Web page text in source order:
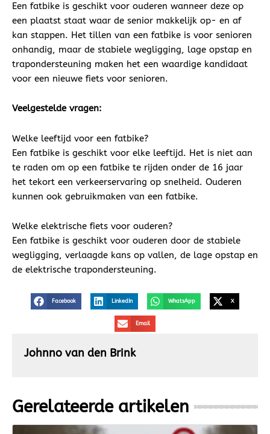
Een fatbike is geschikt voor ouderen wanneer deze op
een plaatst staat waar de senior makkelijk op- en af
kan stappen. Het tillen van een fatbike is voor senioren
onhandig, maar de stabiele wegligging, lage opstap en
trapondersteuning maken het een waardige kandidaat
voor een nieuwe fiets voor senioren.
Veelgestelde vragen:
Welke leeftijd voor een fatbike?
Een fatbike is geschikt voor elke leeftijd. Het is niet aan
te raden om op een fatbike te rijden onder de 16 jaar
het tekort een verkeerservaring op snelheid. Ouderen
kunnen ook gebruikmaken van een fatbike.
Welke elektrische fiets voor ouderen?
Een fatbike is geschikt voor ouderen door de stabiele
wegligging, verlaagde kans op vallen, de lage opstap en
de elektrische trapondersteuning.
Facebook LinkedIn WhatsApp X
Email
Johnno van den Brink
Gerelateerde artikelen